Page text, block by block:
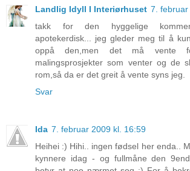
Landlig Idyll I Interiørhuset 7. februar
takk for den hyggelige
apotekerdisk... jeg gleder meg til å
oppå den,men det må vente
malingsprosjekter som venter og de
rom,så da er det greit å vente syns jeg.
Svar
Ida 7. februar 2009 kl. 16:59
Heihei :) Hihi.. ingen fødsel her enda..
kynnere idag - og fullmåne den